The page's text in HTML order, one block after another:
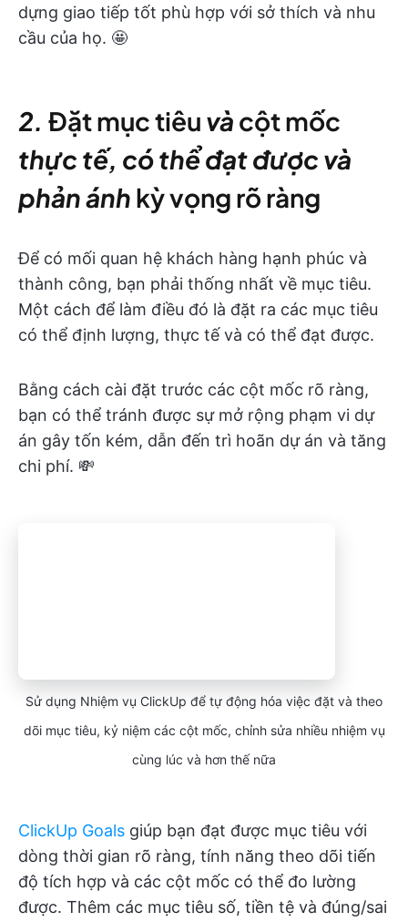
dựng giao tiếp tốt phù hợp với sở thích và nhu
cầu của họ. 🤩
2. Đặt mục tiêu và cột mốc
thực tế, có thể đạt được và
phản ánh kỳ vọng rõ ràng
Để có mối quan hệ khách hàng hạnh phúc và
thành công, bạn phải thống nhất về mục tiêu.
Một cách để làm điều đó là đặt ra các mục tiêu
có thể định lượng, thực tế và có thể đạt được.
Bằng cách cài đặt trước các cột mốc rõ ràng,
bạn có thể tránh được sự mở rộng phạm vi dự
án gây tốn kém, dẫn đến trì hoãn dự án và tăng
chi phí. 💸
Sử dụng Nhiệm vụ ClickUp để tự động hóa việc đặt và theo
dõi mục tiêu, kỷ niệm các cột mốc, chỉnh sửa nhiều nhiệm vụ
cùng lúc và hơn thế nữa
ClickUp Goals giúp bạn đạt được mục tiêu với
dòng thời gian rõ ràng, tính năng theo dõi tiến
độ tích hợp và các cột mốc có thể đo lường
được. Thêm các mục tiêu số, tiền tệ và đúng/sai